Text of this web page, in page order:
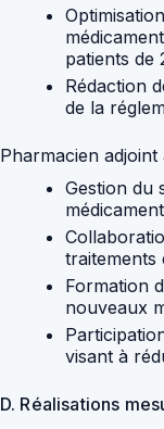
patients de
Rédaction
de la
Pharmacien adjoint
Gestion du
traitements
Formation
nouveaux
visant à
D. Réalisations